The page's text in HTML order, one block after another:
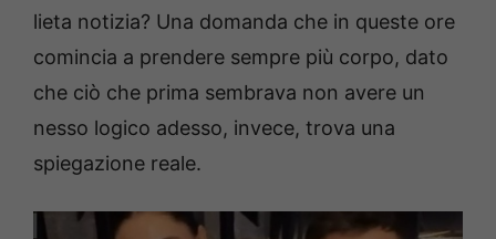
lieta notizia? Una domanda che in queste ore
comincia a prendere sempre più corpo, dato
che ciò che prima sembrava non avere un
nesso logico adesso, invece, trova una
spiegazione reale.